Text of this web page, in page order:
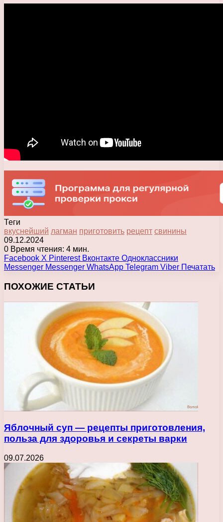
Теги
вкуснейший лагман приготовить рецепт свинины
09.12.2024
0 Время чтения: 4 мин.
Facebook X Pinterest Вконтакте Одноклассники
Messenger Messenger WhatsApp Telegram Viber Печатать
ПОХОЖИЕ СТАТЬИ
Яблочный суп — рецепты приготовления,
польза для здоровья и секреты варки
09.07.2026